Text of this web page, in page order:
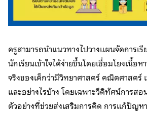
ครูสามารถนำแนวทางไปวางแผนจัดการเ
นักเรียนเข้าใจได้ง่ายขึ้นโดยเชื่อมโยงเนื้อ
จริงของเด็กว่ามีวิทยาศาสตร์ คณิตศาสตร์
และอย่างไรบ้าง โดยเฉพาะวีดิทัศน์การส
ตัวอย่างที่ช่วยส่งเสริมการคิด การแก้ปัญห